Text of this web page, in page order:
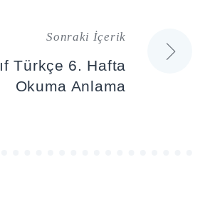
Sonraki İçerik
Türkçe 6. Hafta
Okuma Anlama